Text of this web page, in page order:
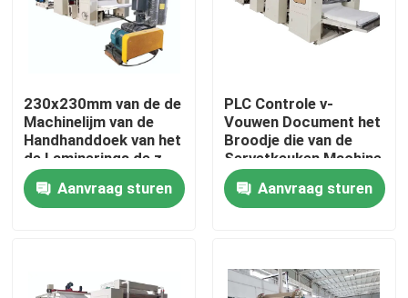
Huis
VR-show
230x230mm van de de
Machinelijm van de
Handhanddoek van het
de Laminerings de z-
Vouwen Punt aan Punt
maken in reliëf
Aanvraag sturen
PLC Controle v-
Vouwen Document het
Broodje die van de
Servetkeuken Machine
90-100m/Min maken
Aanvraag sturen